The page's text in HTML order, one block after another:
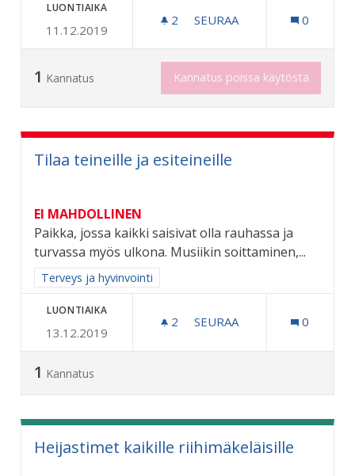
LUONTIAIKA
11.12.2019
2 2 SEURAAJAA
SEURAA 0
1 Kannatus Kannatus poissa käytöstä
Tilaa teineille ja esiteineille
EI MAHDOLLINEN
Paikka, jossa kaikki saisivat olla rauhassa ja
turvassa myös ulkona. Musiikin soittaminen,...
Rajaa tulokset aihepiirin mukaan: Terveys ja hyvinvointi
Terveys ja hyvinvointi
LUONTIAIKA
13.12.2019
2 2 SEURAAJAA
SEURAA 0
1 Kannatus
Heijastimet kaikille riihimäkeläisille